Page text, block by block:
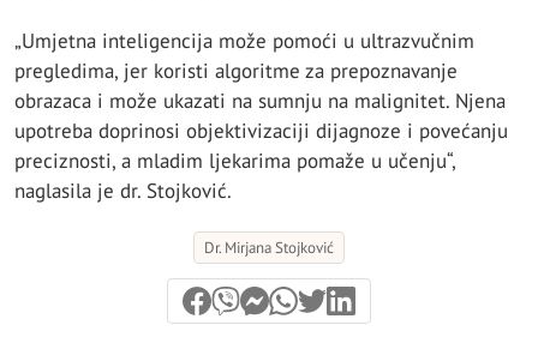
„Umjetna inteligencija može pomoći u ultrazvučnim
pregledima, jer koristi algoritme za prepoznavanje
obrazaca i može ukazati na sumnju na malignitet. Njena
upotreba doprinosi objektivizaciji dijagnoze i povećanju
preciznosti, a mladim ljekarima pomaže u učenju“,
naglasila je dr. Stojković.
Dr. Mirjana Stojković